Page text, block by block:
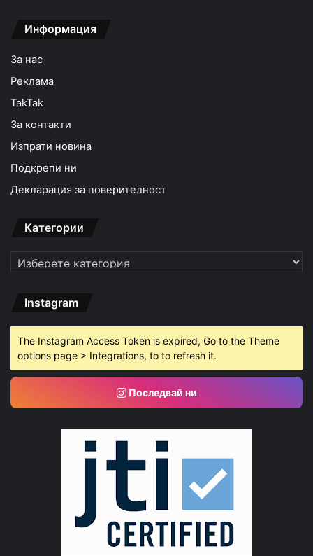
Информация
За нас
Реклама
TakTak
За контакти
Изпрати новина
Подкрепи ни
Декларация за поверителност
Категории
Категории
Instagram
The Instagram Access Token is expired, Go to the Theme
options page > Integrations, to to refresh it.
Последвай ни